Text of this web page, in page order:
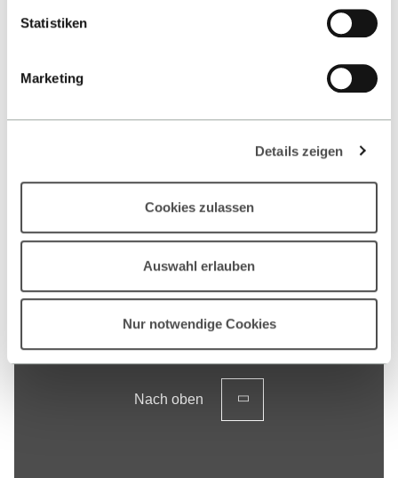
Statistiken
Marketing
Details zeigen
Cookies zulassen
Auswahl erlauben
Nur notwendige Cookies
Ranking & Akkreditierung
MEHR ERFAHREN
Nach oben